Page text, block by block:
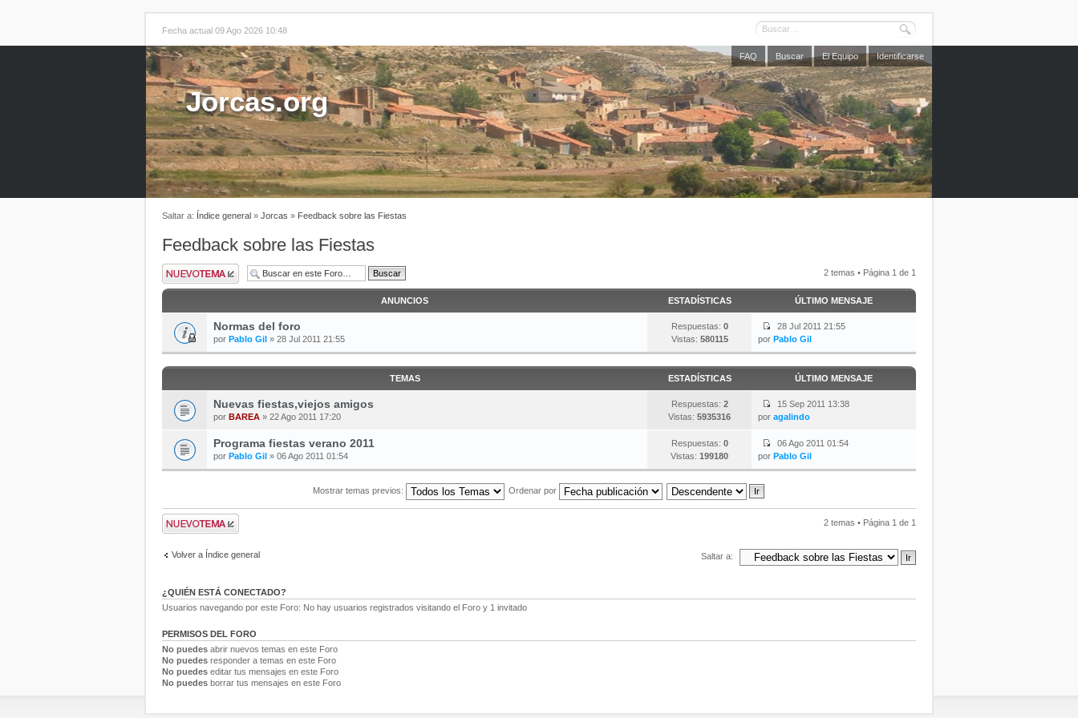
Fecha actual 09 Ago 2026 10:48
FAQ Buscar El Equipo Identificarse
Jorcas.org
Saltar a: Índice general » Jorcas » Feedback sobre las Fiestas
Feedback sobre las Fiestas
2 temas • Página 1 de 1
ANUNCIOS ESTADÍSTICAS ÚLTIMO MENSAJE
Normas del foro
por Pablo Gil » 28 Jul 2011 21:55
Respuestas: 0
Vistas: 580115
28 Jul 2011 21:55
por Pablo Gil
TEMAS ESTADÍSTICAS ÚLTIMO MENSAJE
Nuevas fiestas,viejos amigos
por BAREA » 22 Ago 2011 17:20
Respuestas: 2
Vistas: 5935316
15 Sep 2011 13:38
por agalindo
Programa fiestas verano 2011
por Pablo Gil » 06 Ago 2011 01:54
Respuestas: 0
Vistas: 199180
06 Ago 2011 01:54
por Pablo Gil
Mostrar temas previos: Ordenar por
2 temas • Página 1 de 1
Volver a Índice general Saltar a:
¿QUIÉN ESTÁ CONECTADO?
Usuarios navegando por este Foro: No hay usuarios registrados visitando el Foro y 1 invitado
PERMISOS DEL FORO
No puedes abrir nuevos temas en este Foro
No puedes responder a temas en este Foro
No puedes editar tus mensajes en este Foro
No puedes borrar tus mensajes en este Foro